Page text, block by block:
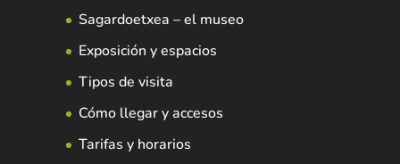
Sagardoetxea – el museo
Exposición y espacios
Tipos de visita
Cómo llegar y accesos
Tarifas y horarios